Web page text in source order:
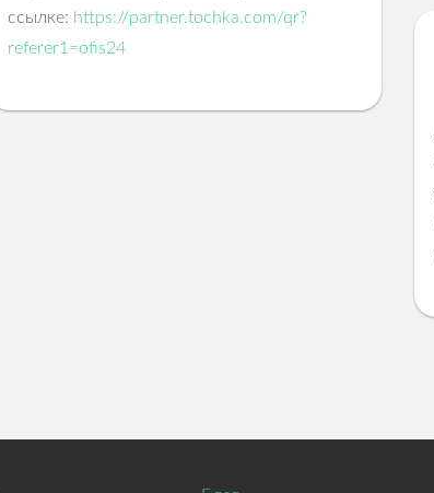
ссылке: https://partner.tochka.com/qr?
referer1=ofis24
+7
регистрации. Никакого спама.